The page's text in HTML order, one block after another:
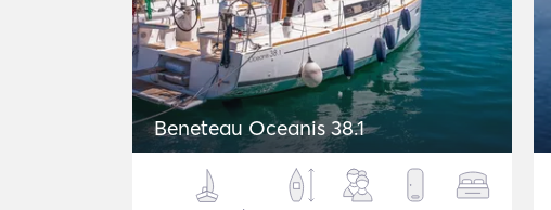
Beneteau Oceanis 38.1